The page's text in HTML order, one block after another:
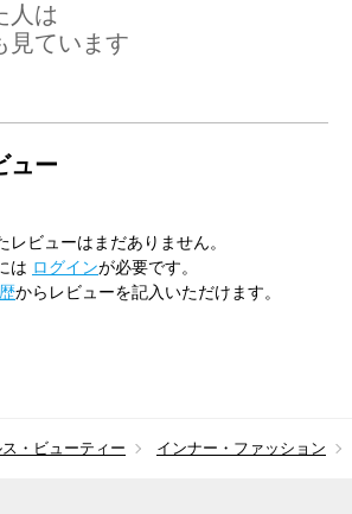
人は
見ています
ュー
レビューはまだありません。
は ログインが必要です。
からレビューを記入いただけます。
・ビューティー インナー・ファッション